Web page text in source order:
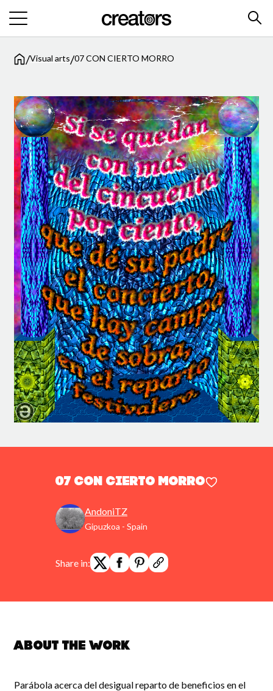
/Visual arts/07 CON CIERTO MORRO
07 CON CIERTO MORRO
AndoniTZ
Gipuzkoa - Spain
Share in:
About the work
Parábola acerca del desigual reparto de beneficios en el